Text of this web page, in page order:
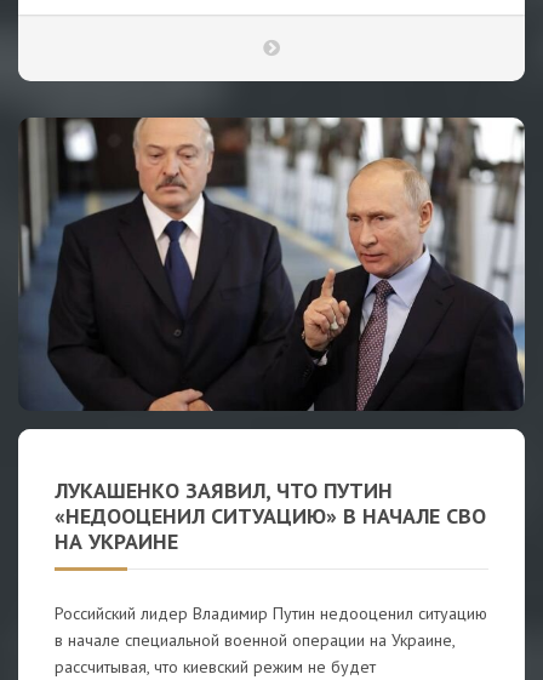
ЛУКАШЕНКО ЗАЯВИЛ, ЧТО ПУТИН
«НЕДООЦЕНИЛ СИТУАЦИЮ» В НАЧАЛЕ СВО
НА УКРАИНЕ
Российский лидер Владимир Путин недооценил ситуацию
в начале специальной военной операции на Украине,
рассчитывая, что киевский режим не будет